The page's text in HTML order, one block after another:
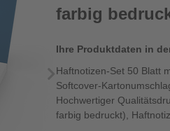
farbig
Ihre Produktdaten in
Haftnotizen-Set 50 Blatt
Softcover-
Hochwertiger
farbig bedruckt),